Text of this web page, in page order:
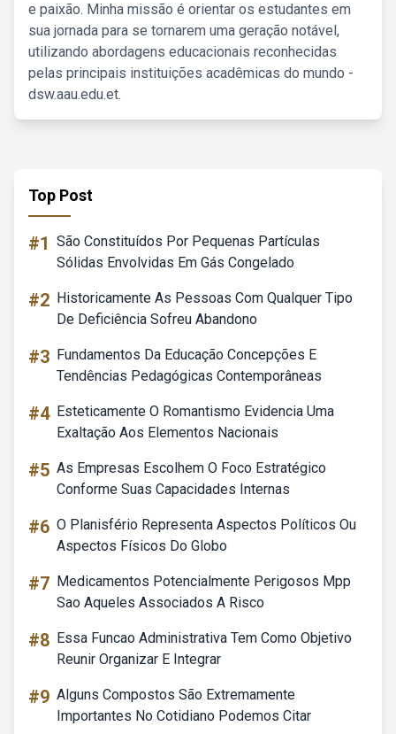
e paixão. Minha missão é orientar os estudantes em
sua jornada para se tornarem uma geração notável,
utilizando abordagens educacionais reconhecidas
pelas principais instituições acadêmicas do mundo -
dsw.aau.edu.et.
Top Post
#1 São Constituídos Por Pequenas Partículas
Sólidas Envolvidas Em Gás Congelado
#2 Historicamente As Pessoas Com Qualquer Tipo
De Deficiência Sofreu Abandono
#3 Fundamentos Da Educação Concepções E
Tendências Pedagógicas Contemporâneas
#4 Esteticamente O Romantismo Evidencia Uma
Exaltação Aos Elementos Nacionais
#5 As Empresas Escolhem O Foco Estratégico
Conforme Suas Capacidades Internas
#6 O Planisfério Representa Aspectos Políticos Ou
Aspectos Físicos Do Globo
#7 Medicamentos Potencialmente Perigosos Mpp
Sao Aqueles Associados A Risco
#8 Essa Funcao Administrativa Tem Como Objetivo
Reunir Organizar E Integrar
#9 Alguns Compostos São Extremamente
Importantes No Cotidiano Podemos Citar